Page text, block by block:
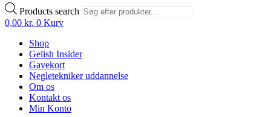
Products search
0,00 kr. 0 Kurv
Shop
Gelish Insider
Gavekort
Negletekniker uddannelse
Om os
Kontakt os
Min Konto